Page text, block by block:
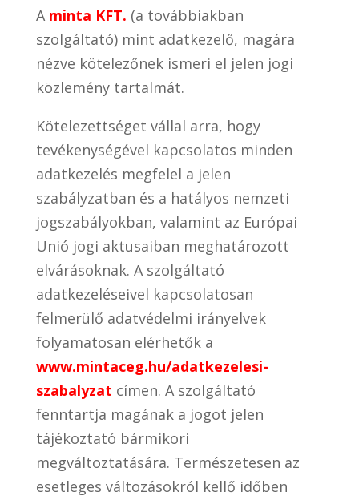
A minta KFT. (a továbbiakban
szolgáltató) mint adatkezelő, magára
nézve kötelezőnek ismeri el jelen jogi
közlemény tartalmát.
Kötelezettséget vállal arra, hogy
tevékenységével kapcsolatos minden
adatkezelés megfelel a jelen
szabályzatban és a hatályos nemzeti
jogszabályokban, valamint az Európai
Unió jogi aktusaiban meghatározott
elvárásoknak. A szolgáltató
adatkezeléseivel kapcsolatosan
felmerülő adatvédelmi irányelvek
folyamatosan elérhetők a
www.mintaceg.hu/adatkezelesi-
szabalyzat címen. A szolgáltató
fenntartja magának a jogot jelen
tájékoztató bármikori
megváltoztatására. Természetesen az
esetleges változásokról kellő időben